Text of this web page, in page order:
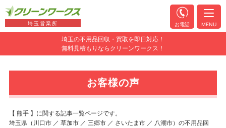
埼玉の不用品回収・買取を即日対応！
無料見積もりならクリーンワークス！
埼玉営業所 お電話 MENU
お客様の声
【 熊手 】に関する記事一覧ページです。
埼玉県（川口市 ／ 草加市 ／ 三郷市 ／ さいたま市 ／ 八潮市）の不用品回